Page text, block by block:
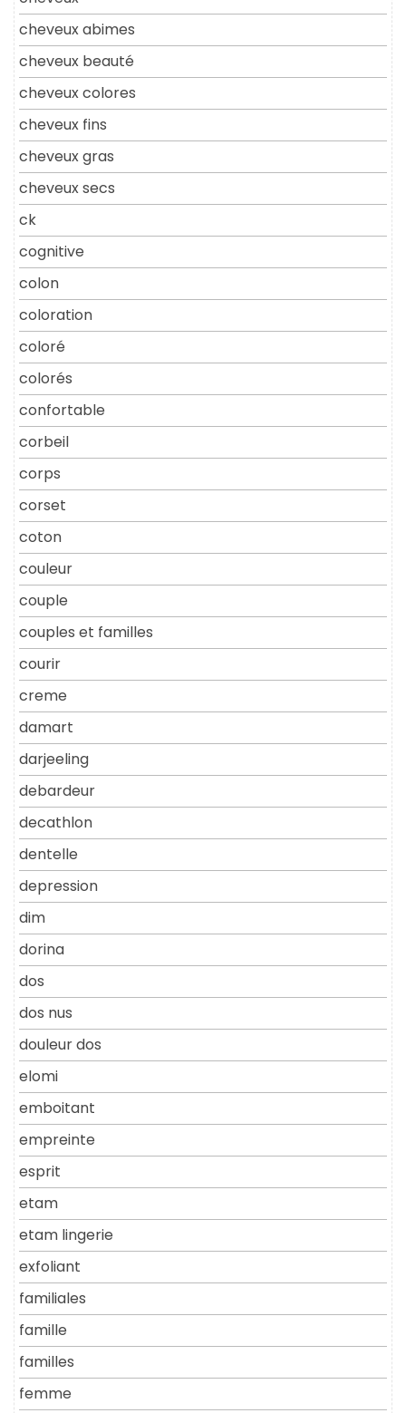
cheveux abimes
cheveux beauté
cheveux colores
cheveux fins
cheveux gras
cheveux secs
ck
cognitive
colon
coloration
coloré
colorés
confortable
corbeil
corps
corset
coton
couleur
couple
couples et familles
courir
creme
damart
darjeeling
debardeur
decathlon
dentelle
depression
dim
dorina
dos
dos nus
douleur dos
elomi
emboitant
empreinte
esprit
etam
etam lingerie
exfoliant
familiales
famille
familles
femme